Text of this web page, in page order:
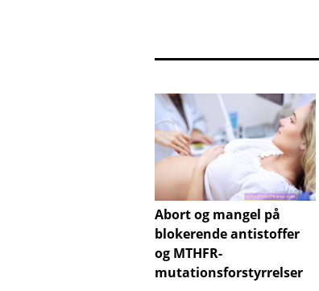
Abort og mangel på
blokerende antistoffer
og MTHFR-
mutationsforstyrrelser